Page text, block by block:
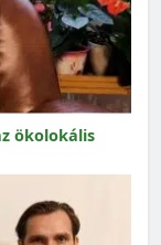
ökolokális